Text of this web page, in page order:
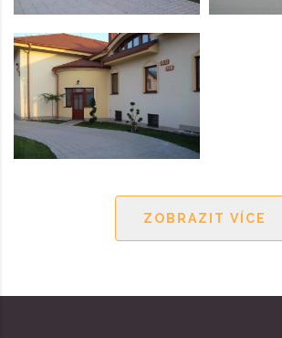
ZOBRAZIT VÍCE